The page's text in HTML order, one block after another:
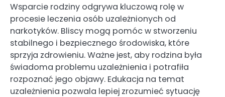
Wsparcie rodziny odgrywa kluczową rolę w
procesie leczenia osób uzależnionych od
narkotyków. Bliscy mogą pomóc w stworzeniu
stabilnego i bezpiecznego środowiska, które
sprzyja zdrowieniu. Ważne jest, aby rodzina była
świadoma problemu uzależnienia i potrafiła
rozpoznać jego objawy. Edukacja na temat
uzależnienia pozwala lepiej zrozumieć sytuację